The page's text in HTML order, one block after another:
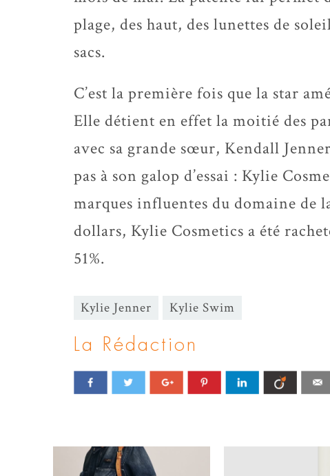
plage, des haut, des lunettes de
sacs.
C’est la première fois que la star
Elle détient en effet la moitié des
avec sa grande sœur, Kendall
pas à son galop d’essai : Kylie
marques influentes du domaine de
dollars, Kylie Cosmetics a été
51%.
Kylie Jenner Kylie Swim
La Rédaction